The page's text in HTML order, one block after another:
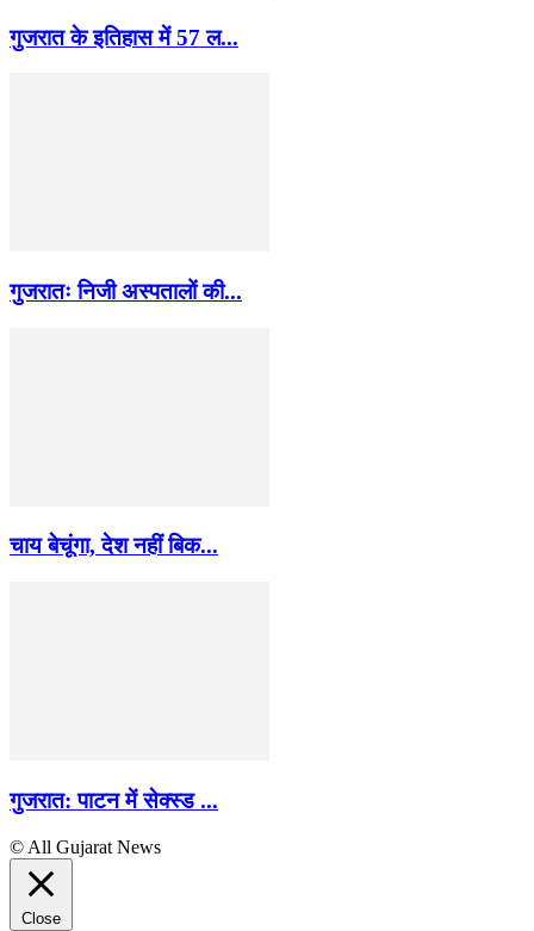
गुजरात के इतिहास में 57 ल...
गुजरातः निजी अस्पतालों की...
चाय बेचूंगा, देश नहीं बिक...
गुजरात: पाटन में सेक्स्ड ...
© All Gujarat News
Close